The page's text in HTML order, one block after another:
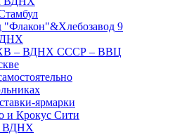
"Флакон"&Хлебозавод 9
– ВДНХ СССР – ВВЦ
ярмарки
и Крокус Сити
ВДНХ